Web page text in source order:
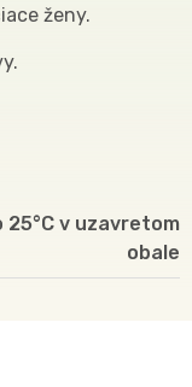
ženy.
v uzavretom
obale